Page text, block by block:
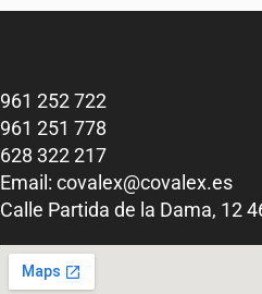
961 252 722
961 251 778
628 322 217
Email: covalex@covalex.es
Calle Partida de la Dama, 12